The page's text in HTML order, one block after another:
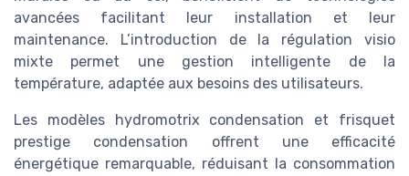
avancées facilitant leur installation et leur
maintenance. L’introduction de la régulation visio
mixte permet une gestion intelligente de la
température, adaptée aux besoins des utilisateurs.
Les modèles hydromotrix condensation et frisquet
prestige condensation offrent une efficacité
énergétique remarquable, réduisant la consommation